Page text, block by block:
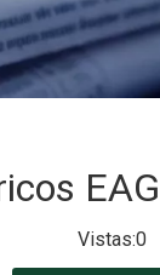
Vistas:0